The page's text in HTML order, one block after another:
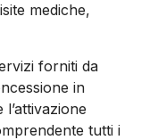
mediche,
forniti da
in
tutti i